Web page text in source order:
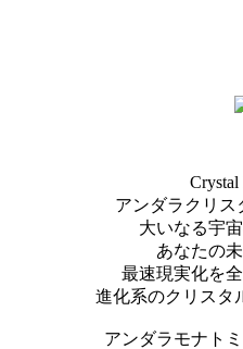
アンダラクリ
大いなる宇
あなたの
最速現実化を
進化系のクリス
アンダラモナト